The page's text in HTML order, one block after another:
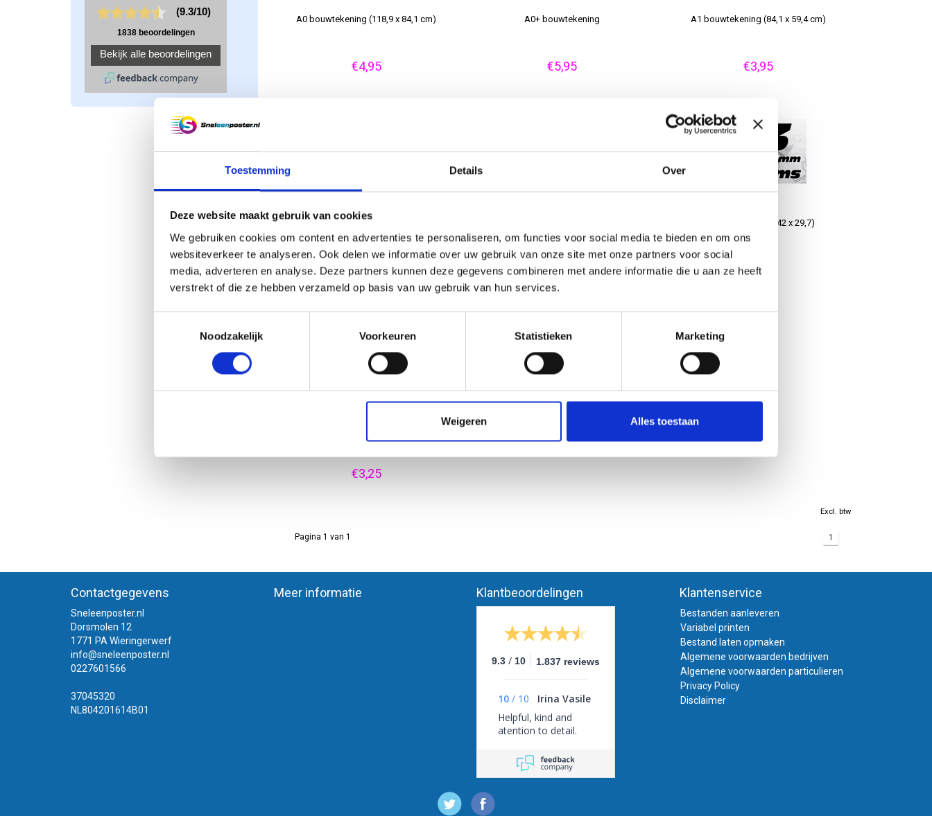
Toestemming Details Over
Deze website maakt gebruik van cookies
We gebruiken cookies om content en advertenties te personaliseren, om functies voor social media te bieden en om ons
websiteverkeer te analyseren. Ook delen we informatie over uw gebruik van onze site met onze partners voor social
media, adverteren en analyse. Deze partners kunnen deze gegevens combineren met andere informatie die u aan ze heeft
verstrekt of die ze hebben verzameld op basis van uw gebruik van hun services.
Noodzakelijk
Voorkeuren Statistieken Marketing
Weigeren Alles toestaan
A0 bouwtekening (118,9 x 84,1 cm)
€4,95
A0+ bouwtekening
€5,95
A1 bouwtekening (84,1 x 59,4 cm)
€3,95
A1 + bouwtekening (118,9 x 59,4 cm)
€4,50 €7,95
A3 bouwtekening (42 x 29,7)
€2,50
€3,25
Excl. btw
Pagina 1 van 1 1
Contactgegevens
Sneleenposter.nl
Dorsmolen 12
1771 PA Wieringerwerf
info@sneleenposter.nl
0227601566
37045320
NL804201614B01
Meer informatie Klantbeoordelingen
9.3 / 10 1.837 reviews
10 / 10
Irina Vasile
Helpful, kind and
atention to detail.
Klantenservice
Bestanden aanleveren
Variabel printen
Bestand laten opmaken
Algemene voorwaarden bedrijven
Algemene voorwaarden particulieren
Privacy Policy
Disclaimer